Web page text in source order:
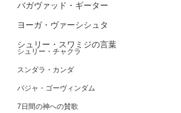
バガヴァッド・ギーター
ヨーガ・ヴァーシシュタ
シュリー・スワミジの言葉
シュリー・チャクラ
スンダラ・カンダ
バジャ・ゴーヴィンダム
7日間の神への賛歌